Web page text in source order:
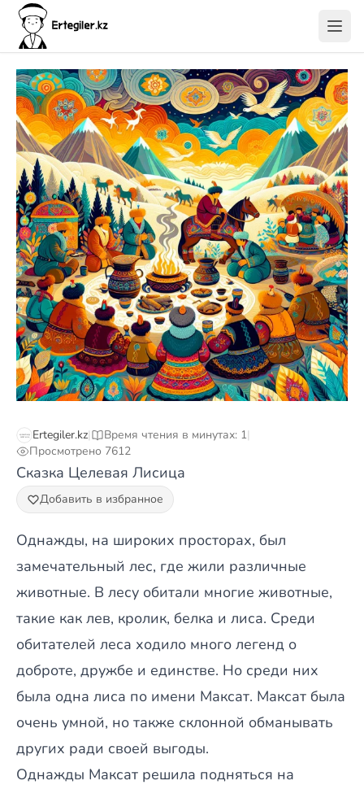
Ertegiler.kz| Время чтения в минутах: 1|
Просмотрено 7612
Сказка Целевая Лисица
Добавить в избранное
Однажды, на широких просторах, был
замечательный лес, где жили различные
животные. В лесу обитали многие животные,
такие как лев, кролик, белка и лиса. Среди
обитателей леса ходило много легенд о
доброте, дружбе и единстве. Но среди них
была одна лиса по имени Максат. Максат была
очень умной, но также склонной обманывать
других ради своей выгоды.
Однажды Максат решила подняться на